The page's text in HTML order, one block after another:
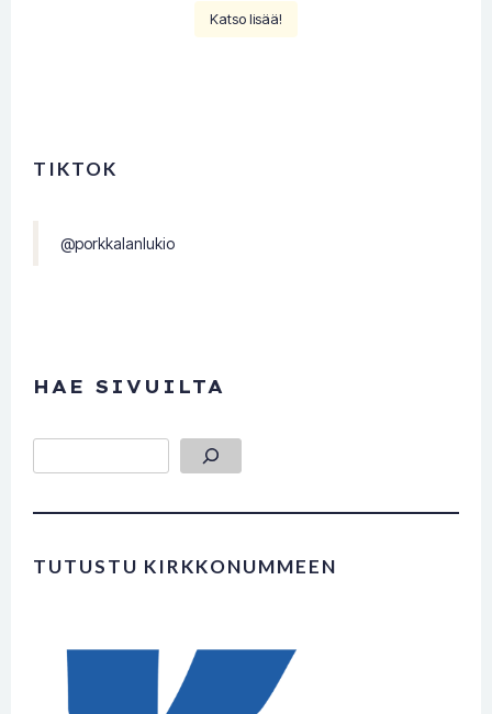
Katso lisää!
TIKTOK
@porkkalanlukio
HAE SIVUILTA
TUTUSTU KIRKKONUMMEEN